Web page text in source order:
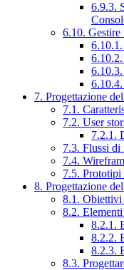
6.9.3.
6.10. Gestire
7. Progettazione
7.1.
7.2. User
7.2.1.
7.3. Flussi di
7.4.
7.5.
8. Progettazione
8.1. Obiettivi
8.2.
8.2.1.
8.2.2.
8.2.3.
8.3.